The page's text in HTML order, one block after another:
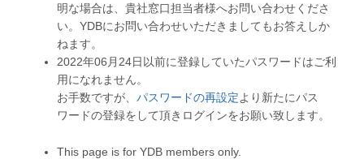
明な場合は、貴社窓口担当者様へお問い合わせくださ
い。YDBにお問い合わせいただきましてもお答えしか
ねます。
2022年06月24日以前に登録していたパスワードはご利
用になれません。
お手数ですが、 パスワードの再設定より新たにパス
ワードの登録をして頂きログインをお願い致します。
This page is for YDB members only.